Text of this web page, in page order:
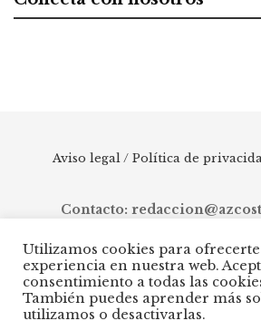
Aviso legal / Política de
Contacto:
© 2025 AZ Costa del Sol - Diario digital
Manilva, pasando por Torremolinos,
Mijas, Ojén, Marbella, Istán, Benahavís,
Utilizamos cookies para
experiencia en nuestra web.
consentimiento a todas las
También puedes aprender más
utilizamos o desactivarlas.